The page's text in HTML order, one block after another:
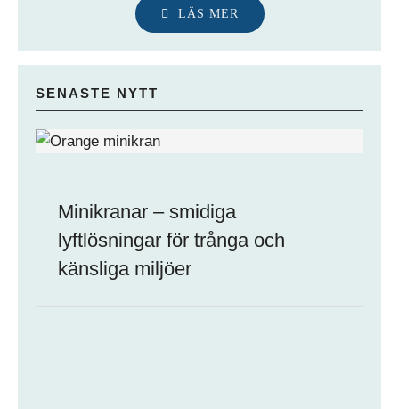
LÄS MER
SENASTE NYTT
Minikranar – smidiga
lyftlösningar för trånga och
känsliga miljöer